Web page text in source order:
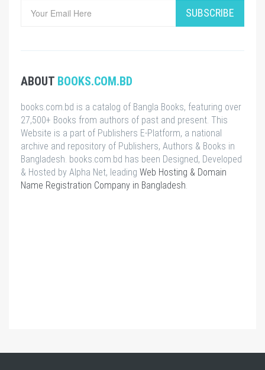
SUBSCRIBE
ABOUT BOOKS.COM.BD
books.com.bd is a catalog of Bangla Books, featuring over
27,500+ Books from authors of past and present. This
Website is a part of Publishers E-Platform, a national
archive and repository of Publishers, Authors & Books in
Bangladesh. books.com.bd has been Designed, Developed
& Hosted by Alpha Net, leading Web Hosting & Domain
Name Registration Company in Bangladesh